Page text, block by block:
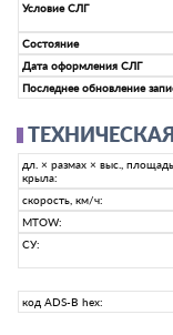
Условие СЛГ
Состояние
Дата оформления СЛГ
Последнее обновление
дл. × размах × выс., площадь
крыла:
скорость, км/ч:
MTOW:
СУ:
код ADS-B hex: